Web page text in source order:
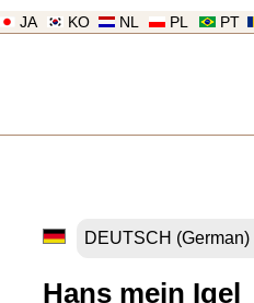
PT
PL
NL
KO
JA
Hans mein Igel